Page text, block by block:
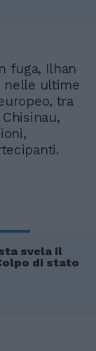
fuga, Ilhan
nelle ultime
tra
svela il
di stato